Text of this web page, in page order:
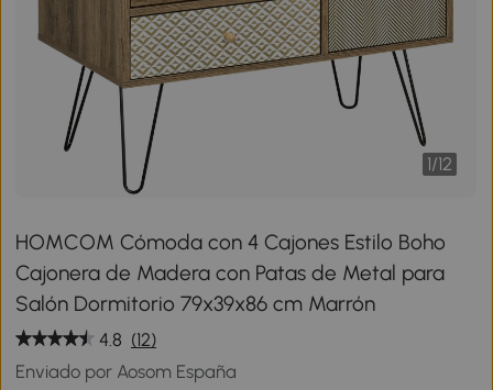
1/12
HOMCOM Cómoda con 4 Cajones Estilo Boho
Cajonera de Madera con Patas de Metal para
Salón Dormitorio 79x39x86 cm Marrón
4.8 (12)
Enviado por Aosom España